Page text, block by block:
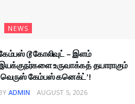
NEWS
டூ கோலிவுட் – இளம்
உருவாக்கத் தயாராகும்
கேம்பஸ் கனெக்ட்’!
ADMIN AUGUST 5, 2026